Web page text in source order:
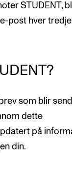
STUDENT,
post hver
som blir
dette
på
din.